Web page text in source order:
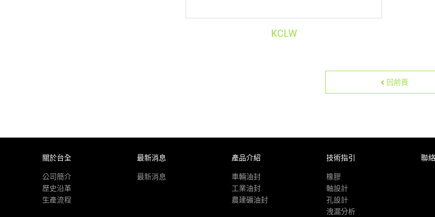
KCLW
回前頁
關於台全
公司簡介
歷史沿革
生產流程
最新消息
最新消息
產品介紹
車輛油封
工業油封
農建礦油封
技術指引
橡膠
軸設計
孔設計
洩漏分析
聯